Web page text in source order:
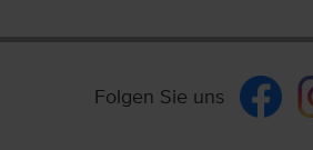
Folgen Sie uns